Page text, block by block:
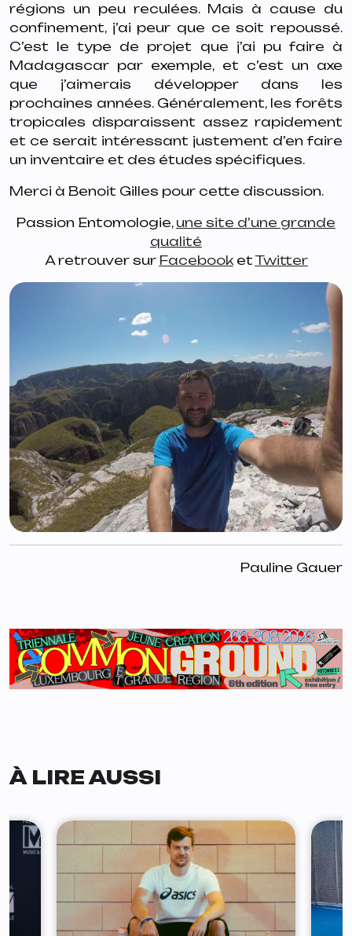
régions un peu reculées. Mais à cause du
confinement, j’ai peur que ce soit repoussé.
C’est le type de projet que j’ai pu faire à
Madagascar par exemple, et c’est un axe
que j’aimerais développer dans les
prochaines années. Généralement, les forêts
tropicales disparaissent assez rapidement
et ce serait intéressant justement d’en faire
un inventaire et des études spécifiques.
Merci à Benoit Gilles pour cette discussion.
Passion Entomologie, une site d’une grande
qualité
A retrouver sur FacebooketTwitter
Pauline Gauer
À LIRE AUSSI